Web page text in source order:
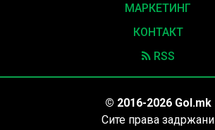
МАРКЕТИНГ
КОНТАКТ
RSS
© 2016-2026 Gol.mk
Сите права задржани